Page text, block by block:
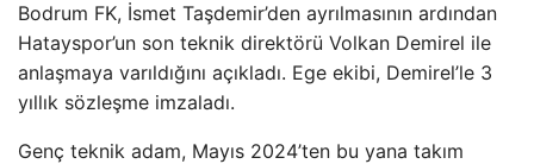
Bodrum FK, İsmet Taşdemir’den ayrılmasının ardından
Hatayspor’un son teknik direktörü Volkan Demirel ile
anlaşmaya varıldığını açıkladı. Ege ekibi, Demirel’le 3
yıllık sözleşme imzaladı.
Genç teknik adam, Mayıs 2024’ten bu yana takım